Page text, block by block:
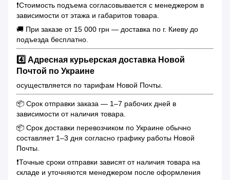
❗️Стоимость подъема согласовывается с менеджером в
зависимости от этажа и габаритов товара.
🚚 При заказе от 15 000 грн — доставка по г. Киеву до
подъезда бесплатно.
4️⃣ Адресная курьерская доставка Новой
Почтой по Украине
осуществляется по тарифам Новой Почты.
📦 Срок отправки заказа — 1–7 рабочих дней в
зависимости от наличия товара.
📦 Срок доставки перевозчиком по Украине обычно
составляет 1–3 дня согласно графику работы Новой
Почты.
❗️Точные сроки отправки зависят от наличия товара на
складе и уточняются менеджером после оформления